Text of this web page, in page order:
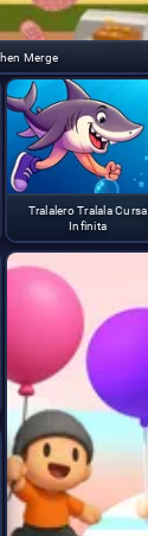
Merge
Tralalero Tralala Cursa
Infinita